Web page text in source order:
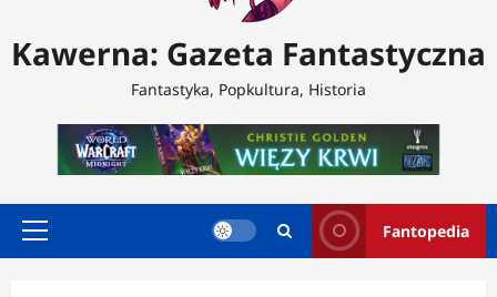
Kawerna: Gazeta Fantastyczna
Fantastyka, Popkultura, Historia
Menu
Fantopedia